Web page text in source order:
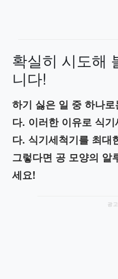
확실히 시도해
니다!
하기 싫은 일 중 하나
다. 이러한 이유로 식
다. 식기세척기를 최대
그렇다면 공 모양의 알
세요!
광고